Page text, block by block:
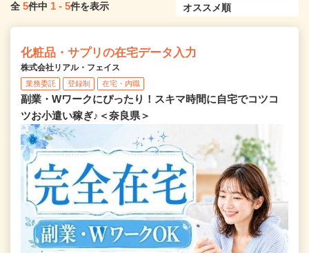
全 5件中 1 - 5件を表示
化粧品・サプリの在宅データ入力
株式会社リアル・フェイス
業務委託 登録制 在宅・内職
副業・Wワークにぴったり！スキマ時間に自宅でコツコ
ツお小遣い稼ぎ♪＜奈良県＞